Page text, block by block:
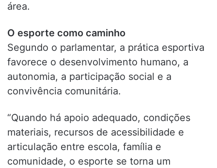
área.
O esporte como caminho
Segundo o parlamentar, a prática esportiva
favorece o desenvolvimento humano, a
autonomia, a participação social e a
convivência comunitária.
“Quando há apoio adequado, condições
materiais, recursos de acessibilidade e
articulação entre escola, família e
comunidade, o esporte se torna um